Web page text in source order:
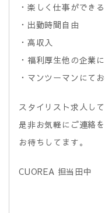
・楽しく仕事ができる
・出勤時間自由
・高収入
・福利厚生他の企業
・マンツーマンにて
スタイリスト求人し
是非お気軽にご連絡を
お待ちしてます。
CUOREA 担当田中